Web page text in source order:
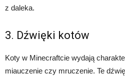
z daleka.
3. Dźwięki kotów
Koty w Minecraftcie wydają
miauczenie czy mruczenie. Te